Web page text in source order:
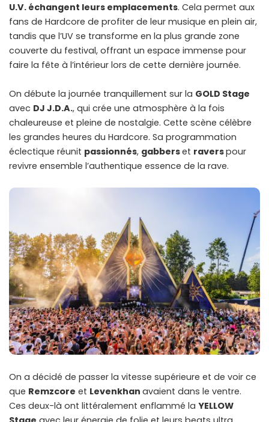
U.V. échangent leurs emplacements. Cela permet aux
fans de Hardcore de profiter de leur musique en plein air,
tandis que l’UV se transforme en la plus grande zone
couverte du festival, offrant un espace immense pour
faire la fête à l’intérieur lors de cette dernière journée.
On débute la journée tranquillement sur la GOLD Stage
avec DJ J.D.A., qui crée une atmosphère à la fois
chaleureuse et pleine de nostalgie. Cette scène célèbre
les grandes heures du Hardcore. Sa programmation
éclectique réunit passionnés, gabberset raverspour
revivre ensemble l’authentique essence de la rave.
On a décidé de passer la vitesse supérieure et de voir ce
que Remzcore et Levenkhan avaient dans le ventre.
Ces deux-là ont littéralement enflammé la YELLOW